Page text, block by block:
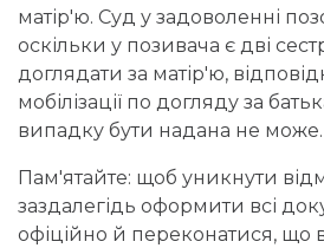
матір'ю. Суд у задоволенні
оскільки у позивача є дві
доглядати за матір'ю,
мобілізації по догляду за
випадку бути надана не може.
Пам'ятайте: щоб уникнути
заздалегідь оформити всі
офіційно й переконатися, що